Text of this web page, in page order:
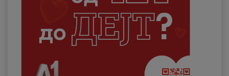
Деловни
Поддршка